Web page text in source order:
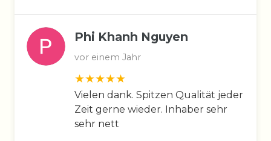
Phi Khanh Nguyen
vor einem Jahr
Vielen dank. Spitzen Qualität jeder
Zeit gerne wieder. Inhaber sehr
sehr nett